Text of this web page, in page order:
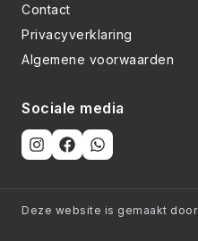
Contact
Privacyverklaring
Algemene voorwaarden
Sociale media
Deze website is gemaakt door